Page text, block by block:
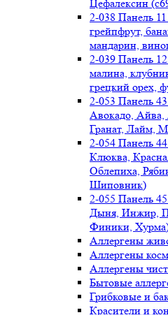
Цефалексин
2-038 Панель
грейпфрут,
мандарин,
2-039 Панель
малина,
грецкий орех,
2-053 Панель
Авокадо, Айва,
Гранат, Лайм,
2-054 Панель
Клюква,
Облепиха,
Шиповник)
2-055 Панель
Дыня, Инжир,
Финики,
Аллергены
Аллергены
Аллергены
Бытовые
Грибковые и
Красители и